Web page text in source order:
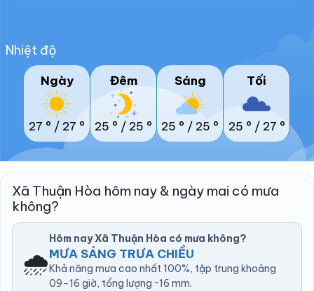
Nhiệt độ
Ngày
27 ° / 27 °
Đêm
25 ° / 25 °
Sáng
25 ° / 25 °
Tối
25 ° / 27 °
Xã Thuận Hòa hôm nay & ngày mai có mưa
không?
🌧️
Hôm nay Xã Thuận Hòa có mưa không?
MƯA SÁNG TRƯA CHIỀU
Khả năng mưa cao nhất 100%, tập trung khoảng
09–16 giờ, tổng lượng ~16 mm.